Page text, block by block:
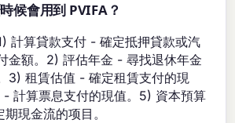
候會用到 PVIFA？
計算貸款支付 - 確定抵押貸款或汽
金額。2) 評估年金 - 尋找退休年金
3) 租賃估值 - 確定租賃支付的現
計算票息支付的現值。5) 資本預算
現金流的项目。